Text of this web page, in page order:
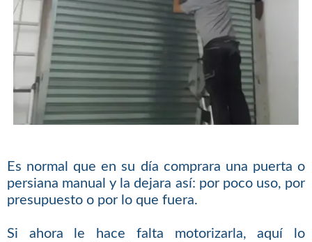
Es normal que en su día comprara una puerta o
persiana manual y la dejara así: por poco uso, por
presupuesto o por lo que fuera.
Si ahora le hace falta motorizarla, aquí lo